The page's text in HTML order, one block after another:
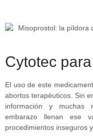
Cytotec
El uso de este
abortos terapéuticos. Sin
información y muchas
embarazo llenan ese
procedimientos inseguros